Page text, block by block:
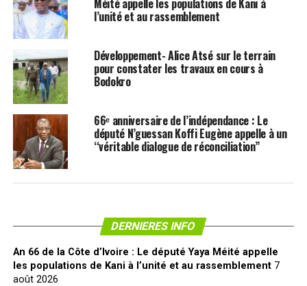
l’unité et au rassemblement
Développement- Alice Atsé sur le terrain
pour constater les travaux en cours à
Bodokro
66ᵉ anniversaire de l’indépendance : Le
député N’guessan Koffi Eugène appelle à un
‘‘véritable dialogue de réconciliation’’
DERNIERES INFO
An 66 de la Côte d’Ivoire : Le député Yaya Méité appelle
les populations de Kani à l’unité et au rassemblement 7
août 2026